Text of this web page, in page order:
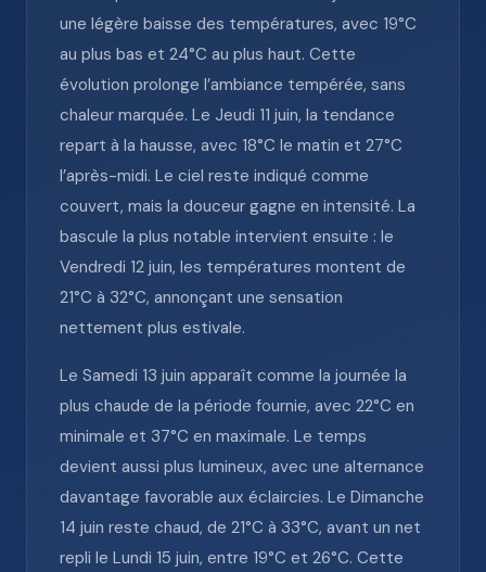
une légère baisse des températures, avec 19°C
au plus bas et 24°C au plus haut. Cette
évolution prolonge l’ambiance tempérée, sans
chaleur marquée. Le Jeudi 11 juin, la tendance
repart à la hausse, avec 18°C le matin et 27°C
l’après-midi. Le ciel reste indiqué comme
couvert, mais la douceur gagne en intensité. La
bascule la plus notable intervient ensuite : le
Vendredi 12 juin, les températures montent de
21°C à 32°C, annonçant une sensation
nettement plus estivale.
Le Samedi 13 juin apparaît comme la journée la
plus chaude de la période fournie, avec 22°C en
minimale et 37°C en maximale. Le temps
devient aussi plus lumineux, avec une alternance
davantage favorable aux éclaircies. Le Dimanche
14 juin reste chaud, de 21°C à 33°C, avant un net
repli le Lundi 15 juin, entre 19°C et 26°C. Cette